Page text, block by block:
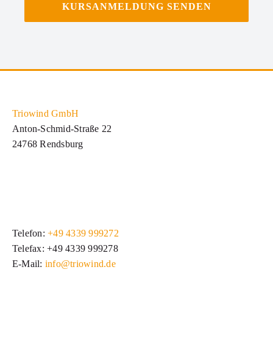
KURSANMELDUNG SENDEN
Triowind GmbH
Anton-Schmid-Straße 22
24768 Rendsburg
Telefon:+49 4339 999272
Telefax: +49 4339 999278
E-Mail: info@triowind.de